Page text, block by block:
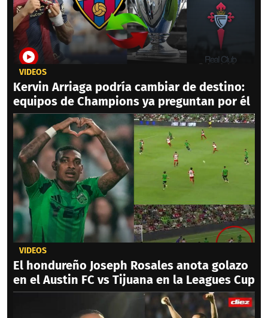
VIDEOS
Kervin Arriaga podría cambiar de destino:
equipos de Champions ya preguntan por él
VIDEOS
El hondureño Joseph Rosales anota golazo
en el Austin FC vs Tijuana en la Leagues Cup